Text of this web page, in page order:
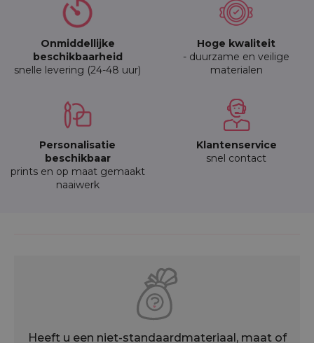
Onmiddellijke
beschikbaarheid
snelle levering (24-48 uur)
Hoge kwaliteit
- duurzame en veilige
materialen
Personalisatie
beschikbaar
prints en op maat gemaakt
naaiwerk
Klantenservice
snel contact
Heeft u een niet-standaardmateriaal, maat of